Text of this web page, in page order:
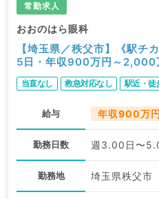
常勤求人
おおのはら眼科
【埼玉県／秩父市】《駅
5日・年収900万円～2,000
当直なし 救急対応なし 駅近・徒
給与 年収900万
勤務日数 週3.00日〜
勤務地 埼玉県秩父市